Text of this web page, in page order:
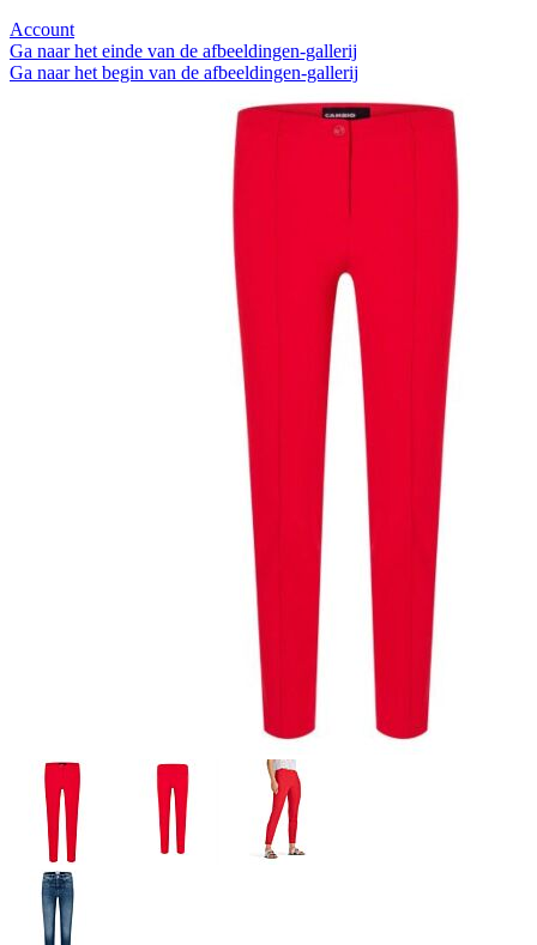
Account
Ga naar het einde van de afbeeldingen-gallerij
Ga naar het begin van de afbeeldingen-gallerij